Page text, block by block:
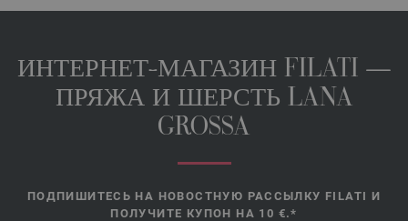
ИНТЕРНЕТ-МАГАЗИН FILATI —
ПРЯЖА И ШЕРСТЬ LANA
GROSSA
ПОДПИШИТЕСЬ НА НОВОСТНУЮ РАССЫЛКУ FILATI И
ПОЛУЧИТЕ КУПОН НА 10 €.*